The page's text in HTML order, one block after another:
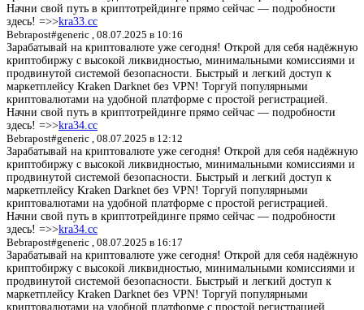
Начни свой путь в криптотрейдинге прямо сейчас — подробности
здесь! =>>kra33.cc
Bebrapost#generic , 08.07.2025 в 10:16
Зарабатывай на криптовалюте уже сегодня! Открой для себя надёжную
криптобиржу с высокой ликвидностью, минимальными комиссиями и
продвинутой системой безопасности. Быстрый и легкий доступ к
маркетплейсу Kraken Darknet без VPN! Торгуй популярными
криптовалютами на удобной платформе с простой регистрацией.
Начни свой путь в криптотрейдинге прямо сейчас — подробности
здесь! =>>kra34.cc
Bebrapost#generic , 08.07.2025 в 12:12
Зарабатывай на криптовалюте уже сегодня! Открой для себя надёжную
криптобиржу с высокой ликвидностью, минимальными комиссиями и
продвинутой системой безопасности. Быстрый и легкий доступ к
маркетплейсу Kraken Darknet без VPN! Торгуй популярными
криптовалютами на удобной платформе с простой регистрацией.
Начни свой путь в криптотрейдинге прямо сейчас — подробности
здесь! =>>kra34.cc
Bebrapost#generic , 08.07.2025 в 16:17
Зарабатывай на криптовалюте уже сегодня! Открой для себя надёжную
криптобиржу с высокой ликвидностью, минимальными комиссиями и
продвинутой системой безопасности. Быстрый и легкий доступ к
маркетплейсу Kraken Darknet без VPN! Торгуй популярными
криптовалютами на удобной платформе с простой регистрацией.